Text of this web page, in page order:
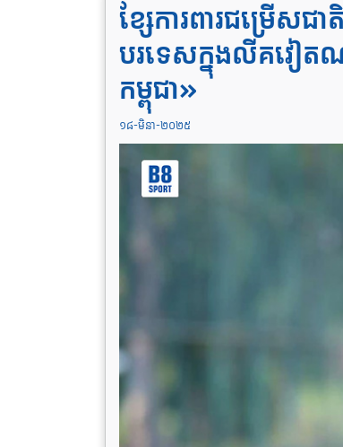
ខ្សែការពារជម្រើស
បរទេសក្នុងលីគវៀត
កម្ពុជា»
១៨-មិនា-២០២៥